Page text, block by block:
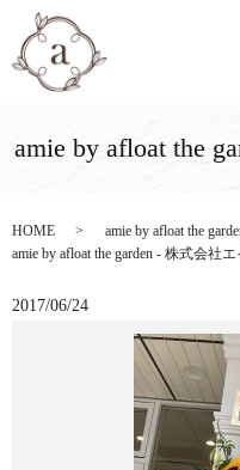
amie by afloat the
HOME
amie by afloat the
amie by afloat the garden - 株式会社
2017/06/24